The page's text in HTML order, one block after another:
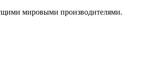
мировыми производителями.